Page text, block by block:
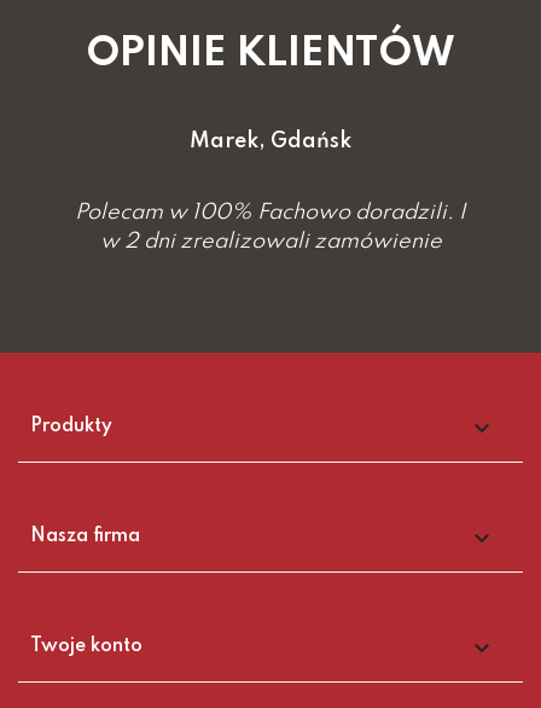
OPINIE KLIENTÓW
Marek, Gdańsk
Polecam w 100% Fachowo doradzili. I
w 2 dni zrealizowali zamówienie
Produkty 
Nasza firma 
Twoje konto 